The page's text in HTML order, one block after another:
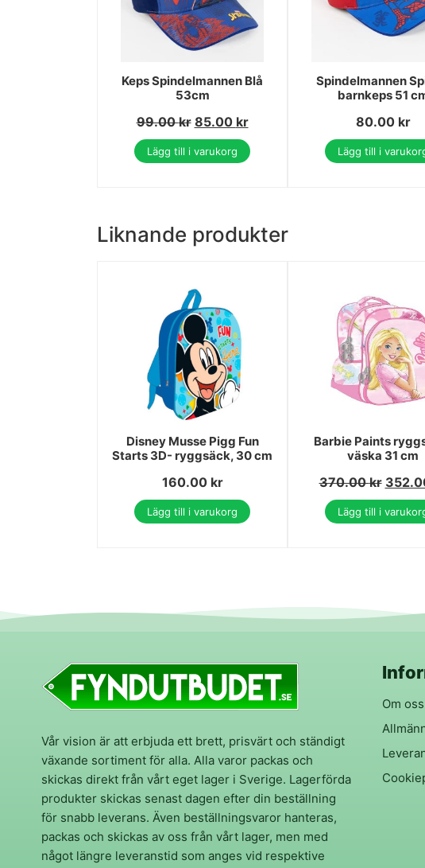
Keps Spindelmannen Blå
53cm
99.00kr 85.00 kr
Lägg till i varukorg
Spindelmannen
barnkeps 51
80.00 kr
Lägg till i
Liknande produkter
Disney Musse Pigg Fun
Starts 3D- ryggsäck, 30 cm
160.00 kr
Lägg till i varukorg
Barbie Paints
väska 31 cm
370.00kr
Lägg till i
Vår vision är att erbjuda ett brett, prisvärt och ständigt
växande sortiment för alla. Alla varor packas och
skickas direkt från vårt eget lager i Sverige. Lagerförda
produkter skickas senast dagen efter din beställning
för snabb leverans. Även beställningsvaror hanteras,
packas och skickas av oss från vårt lager, men med
något längre leveranstid som anges vid respektive
Om oss